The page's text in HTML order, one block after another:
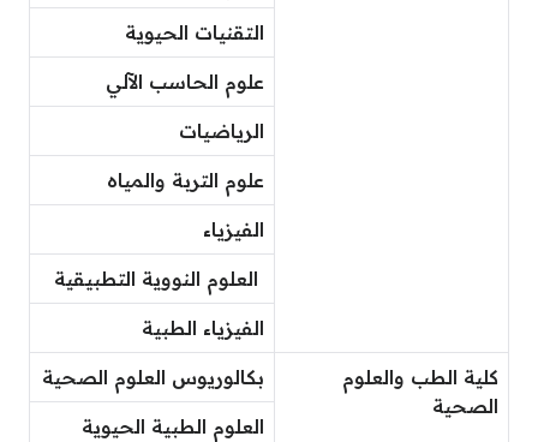
التقنيات الحيوية
علوم الحاسب الآلي
الرياضيات
علوم التربة والمياه
الفيزياء
العلوم النووية التطبيقية
الفيزياء الطبية
كلية الطب والعلوم
الصحية
بكالوريوس العلوم الصحية
العلوم الطبية الحيوية